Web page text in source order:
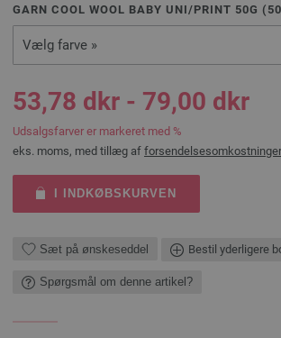
GARN COOL WOOL BABY UNI/PRINT 50G ( 50
Vælg farve »
53,78 dkr - 79,00 dkr
Udsalgsfarver er markeret med %
eks. moms, med tillæg af forsendelsesomkostninger
I INDKØBSKURVEN
Sæt på ønskeseddel Bestil yderligere
Spørgsmål om denne artikel?